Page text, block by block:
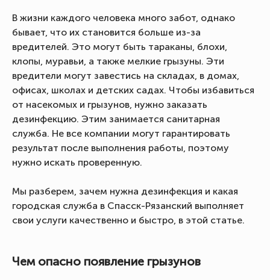
В жизни каждого человека много забот, однако
бывает, что их становится больше из-за
вредителей. Это могут быть тараканы, блохи,
клопы, муравьи, а также мелкие грызуны. Эти
вредители могут завестись на складах, в домах,
офисах, школах и детских садах. Чтобы избавиться
от насекомых и грызунов, нужно заказать
дезинфекцию. Этим занимается санитарная
служба. Не все компании могут гарантировать
результат после выполнения работы, поэтому
нужно искать проверенную.
Мы разберем, зачем нужна дезинфекция и какая
городская служба в Спасск-Рязанский выполняет
свои услуги качественно и быстро, в этой статье.
Чем опасно появление грызунов